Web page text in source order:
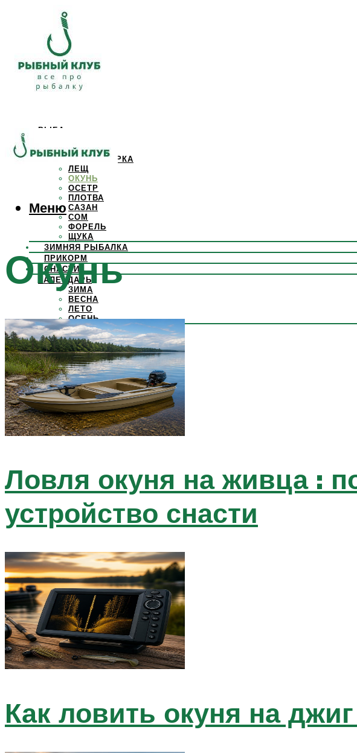
РЫБА
КАРП
КРАСНОПЕРКА
ЛЕЩ
ОКУНЬ
ОСЕТР
ПЛОТВА
САЗАН
СОМ
ФОРЕЛЬ
ЩУКА
ЗИМНЯЯ РЫБАЛКА
ПРИКОРМ
СНАСТИ
КАЛЕНДАРЬ
ЗИМА
ВЕСНА
ЛЕТО
ОСЕНЬ
Меню
Меню
Окунь
Ловля окуня на живца :
устройство снасти
Как ловить окуня на